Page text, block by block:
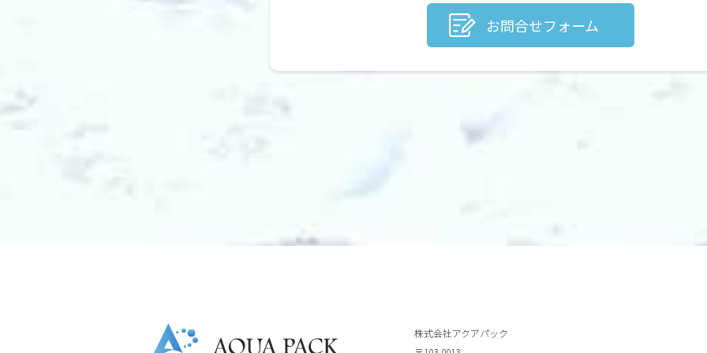
お問合せフォーム
株式会社アクアパック